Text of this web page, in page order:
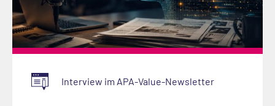
Interview im APA-Value-Newsletter